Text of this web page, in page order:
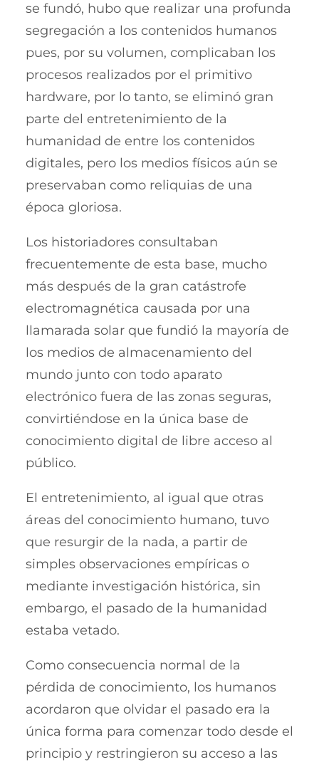
se fundó, hubo que realizar una profunda
segregación a los contenidos humanos
pues, por su volumen, complicaban los
procesos realizados por el primitivo
hardware, por lo tanto, se eliminó gran
parte del entretenimiento de la
humanidad de entre los contenidos
digitales, pero los medios físicos aún se
preservaban como reliquias de una
época gloriosa.
Los historiadores consultaban
frecuentemente de esta base, mucho
más después de la gran catástrofe
electromagnética causada por una
llamarada solar que fundió la mayoría de
los medios de almacenamiento del
mundo junto con todo aparato
electrónico fuera de las zonas seguras,
convirtiéndose en la única base de
conocimiento digital de libre acceso al
público.
El entretenimiento, al igual que otras
áreas del conocimiento humano, tuvo
que resurgir de la nada, a partir de
simples observaciones empíricas o
mediante investigación histórica, sin
embargo, el pasado de la humanidad
estaba vetado.
Como consecuencia normal de la
pérdida de conocimiento, los humanos
acordaron que olvidar el pasado era la
única forma para comenzar todo desde el
principio y restringieron su acceso a las